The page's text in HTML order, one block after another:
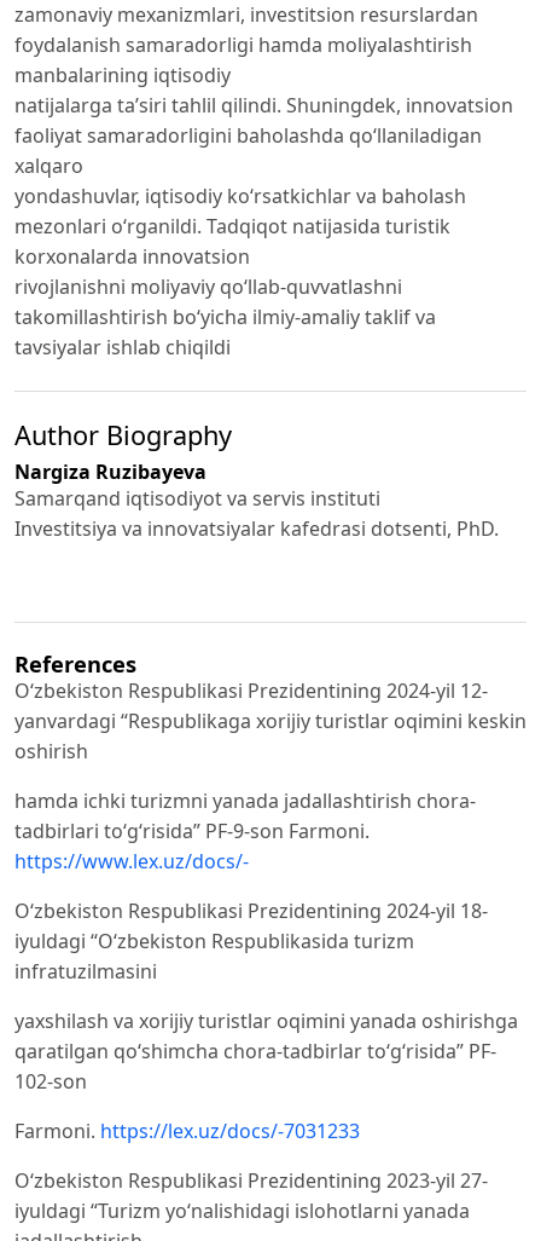
zamonaviy mexanizmlari, investitsion resurslardan
foydalanish samaradorligi hamda moliyalashtirish
manbalarining iqtisodiy
natijalarga ta’siri tahlil qilindi. Shuningdek, innovatsion
faoliyat samaradorligini baholashda qo‘llaniladigan
xalqaro
yondashuvlar, iqtisodiy ko‘rsatkichlar va baholash
mezonlari o‘rganildi. Tadqiqot natijasida turistik
korxonalarda innovatsion
rivojlanishni moliyaviy qo‘llab-quvvatlashni
takomillashtirish bo‘yicha ilmiy-amaliy taklif va
tavsiyalar ishlab chiqildi
Author Biography
Nargiza Ruzibayeva
Samarqand iqtisodiyot va servis instituti
Investitsiya va innovatsiyalar kafedrasi dotsenti, PhD.
References
O‘zbekiston Respublikasi Prezidentining 2024-yil 12-
yanvardagi “Respublikaga xorijiy turistlar oqimini keskin
oshirish
hamda ichki turizmni yanada jadallashtirish chora-
tadbirlari to‘g‘risida” PF-9-son Farmoni.
https://www.lex.uz/docs/-
O‘zbekiston Respublikasi Prezidentining 2024-yil 18-
iyuldagi “O‘zbekiston Respublikasida turizm
infratuzilmasini
yaxshilash va xorijiy turistlar oqimini yanada oshirishga
qaratilgan qo‘shimcha chora-tadbirlar to‘g‘risida” PF-
102-son
Farmoni. https://lex.uz/docs/-7031233
O‘zbekiston Respublikasi Prezidentining 2023-yil 27-
iyuldagi “Turizm yo‘nalishidagi islohotlarni yanada